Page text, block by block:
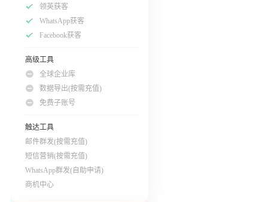
领英获客
WhatsApp获客
Facebook获客
高级工具
全球企业库
数据导出(按需充值)
免费子账号
触达工具
邮件群发(按需充值)
短信营销(按需充值)
WhatsApp群发(自助申请)
商机中心